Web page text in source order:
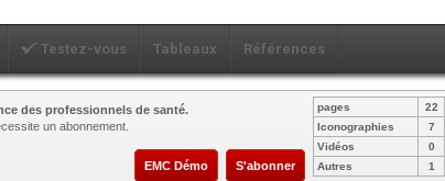
Testez-vous Tableaux Références
des professionnels de santé.
un abonnement.
EMC Démo S'abonner
pages
22
Iconographies
7
Vidéos
0
Autres
1